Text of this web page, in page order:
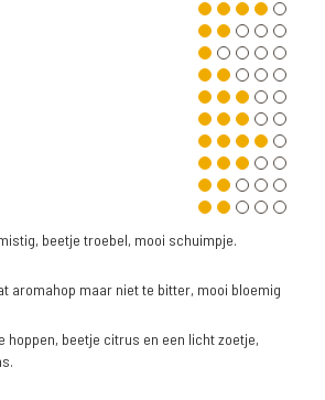
beetje troebel, mooi schuimpje.
aromahop maar niet te bitter, mooi bloemig
hoppen, beetje citrus en een licht zoetje,